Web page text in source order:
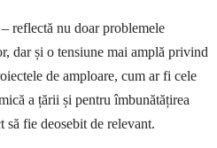
reflectă nu doar problemele
dar și o tensiune mai amplă privind
de amploare, cum ar fi cele
a țării și pentru îmbunătățirea
să fie deosebit de relevant.